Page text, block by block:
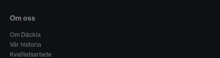
Om oss
Om Däckia
Vår historia
Kvalitetsarbete